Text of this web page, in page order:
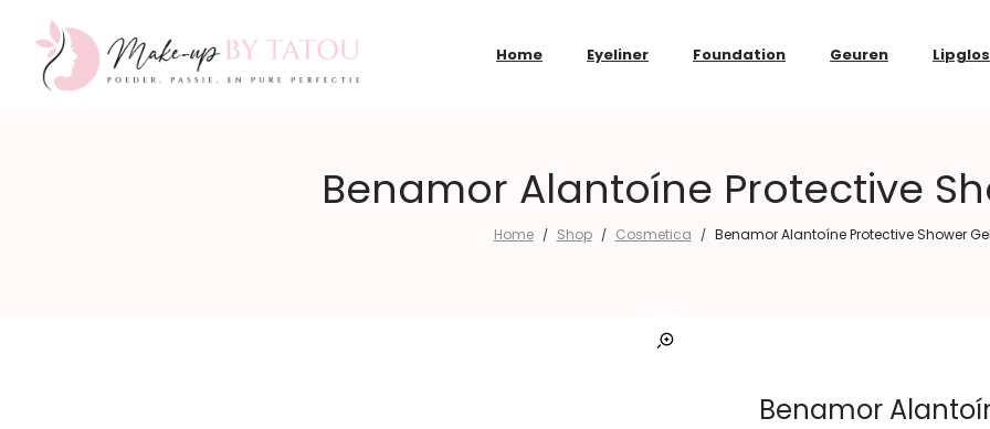
Home Eyeliner Foundation Geuren
Benamor Alantoíne Protective
Home / Shop / Cosmetica / Benamor Alantoíne Protective Shower Gel
Benamor